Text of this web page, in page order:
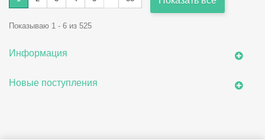
Показываю 1 - 6 из 525
Информация
Новые поступления